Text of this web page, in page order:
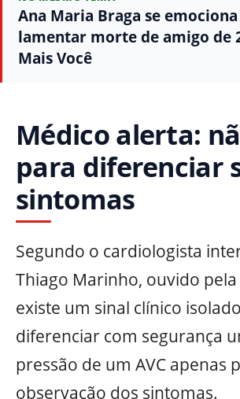
Ana Maria Braga se
lamentar morte de amigo de
Mais Você
Médico alerta:
para diferenciar
sintomas
Segundo o cardiologista
Thiago Marinho, ouvido pela
existe um sinal clínico
diferenciar com segurança
pressão de um AVC apenas
observação dos sintomas.